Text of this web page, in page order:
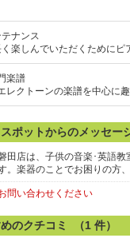
ナンス
楽しんでいただくためにピ
楽譜
レクトーンの楽譜を中心に
ポットからのメッセー
田店は、子供の音楽･英語
。楽器のことでお困りの方
問い合わせください
のクチコミ （1 件）